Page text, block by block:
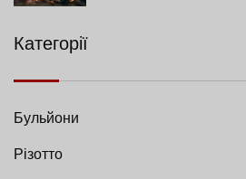
Категорії
Бульйони
Різотто